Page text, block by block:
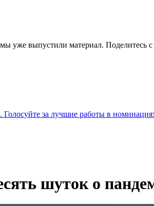
мы уже выпустили материал.
Голосуйте за лучшие работы в
шуток о